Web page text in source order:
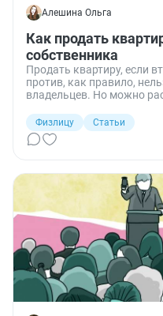
Алешина Ольга
Как продать
собственника
Продать квартиру, если
против, как правило,
владельцев. Но можно
проблемной квартиры и
сопровождаются.
Физлицу
Статьи